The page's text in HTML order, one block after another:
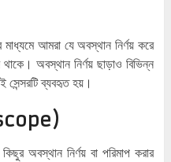
মাধ্যমে আমরা যে অবস্থান নির্ণয় করে
অবস্থান নির্ণয় ছাড়াও বিভিন্ন
ব্যবহৃত হয়।
অবস্থান নির্ণয় বা পরিমাপ করার